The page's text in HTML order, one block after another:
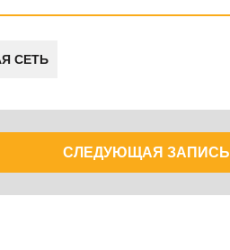
СЕТЬ
СЛЕДУЮЩАЯ ЗАПИСЬ